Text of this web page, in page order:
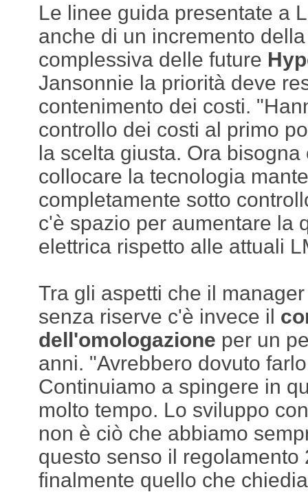
Le linee guida presentate a
anche di un incremento
complessiva delle future
Jansonnie la priorità deve
contenimento dei costi.
controllo dei costi al primo
la scelta giusta. Ora bisogna
collocare la tecnologia
completamente sotto
c'è spazio per aumentare la
elettrica rispetto alle attuali
Tra gli aspetti che il
senza riserve c'è invece il
dell'omologazione per un
anni. "Avrebbero dovuto
Continuiamo a spingere in
molto tempo. Lo sviluppo
non è ciò che abbiamo
questo senso il regolamento
finalmente quello che